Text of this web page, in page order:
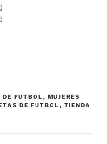
FUTBOL , MUJERES
DE FUTBOL , TIENDA